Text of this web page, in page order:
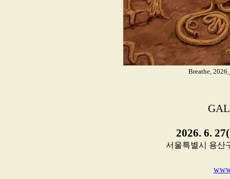
Breathe,
2026. 6.
서울특별시 용산